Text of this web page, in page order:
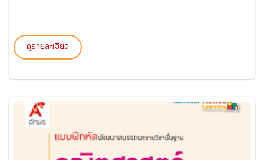
ดูรายละเอียด